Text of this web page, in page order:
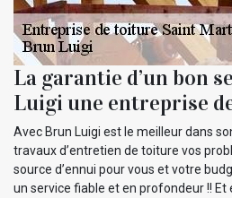
La garantie d’un bon
Luigi une entreprise
Avec Brun Luigi est le meilleur dans
travaux d’entretien de toiture vos
source d’ennui pour vous et votre
un service fiable et en profondeur !!